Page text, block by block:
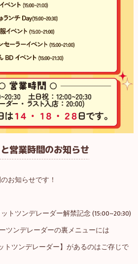
営業時間のお知らせ
お知らせです！
トツンデレーダー解禁記念 (15:00~20:30)
ツンデレーダーの裏メニューには
トツンデレーダー】があるのはご存じで